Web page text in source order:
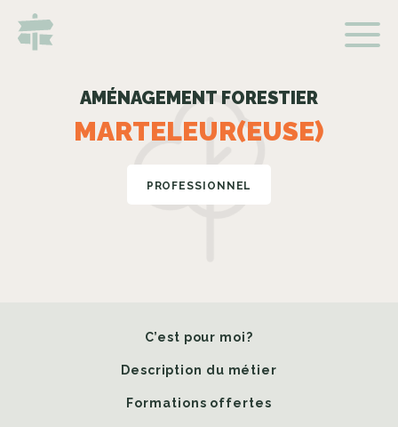
AMÉNAGEMENT FORESTIER
MARTELEUR(EUSE)
PROFESSIONNEL
C’est pour moi?
Description du métier
Formations offertes